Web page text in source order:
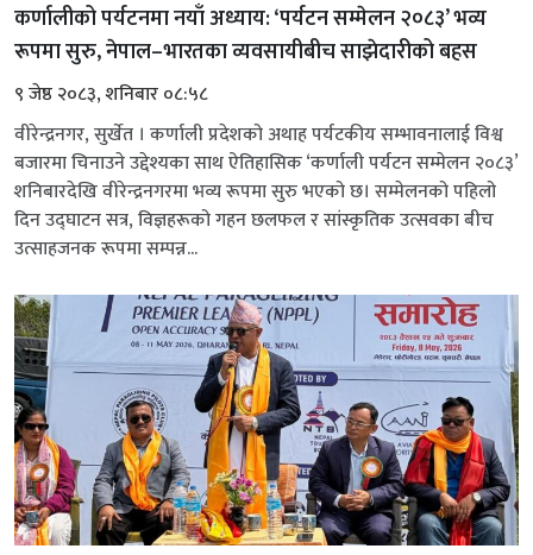
कर्णालीको पर्यटनमा नयाँ अध्याय: ‘पर्यटन सम्मेलन २०८३’ भव्य
रूपमा सुरु, नेपाल–भारतका व्यवसायीबीच साझेदारीको बहस
९ जेष्ठ २०८३, शनिबार ०८:५८
वीरेन्द्रनगर, सुर्खेत । कर्णाली प्रदेशको अथाह पर्यटकीय सम्भावनालाई विश्व
बजारमा चिनाउने उद्देश्यका साथ ऐतिहासिक ‘कर्णाली पर्यटन सम्मेलन २०८३’
शनिबारदेखि वीरेन्द्रनगरमा भव्य रूपमा सुरु भएको छ। सम्मेलनको पहिलो
दिन उद्घाटन सत्र, विज्ञहरूको गहन छलफल र सांस्कृतिक उत्सवका बीच
उत्साहजनक रूपमा सम्पन्न...